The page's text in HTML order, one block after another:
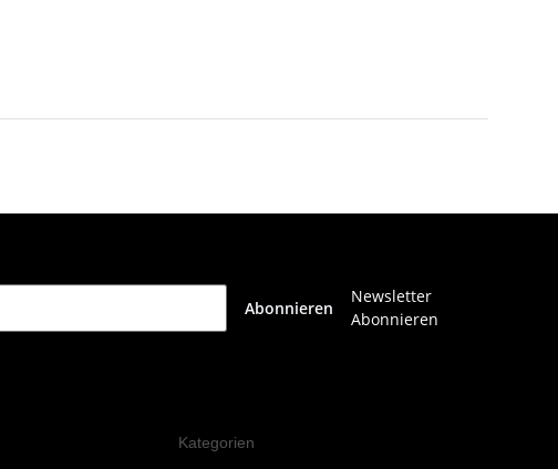
Abonnieren
Newsletter
Abonnieren
Kategorien